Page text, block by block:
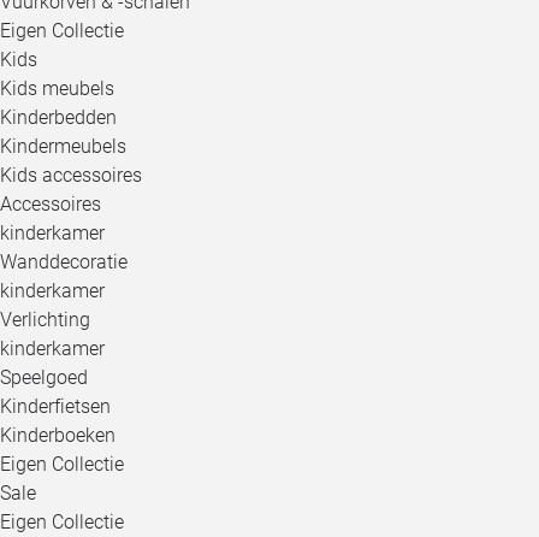
Eigen Collectie
Kids
Kids meubels
Kinderbedden
Kindermeubels
Kids accessoires
Accessoires
kinderkamer
Wanddecoratie
kinderkamer
Verlichting
kinderkamer
Speelgoed
Kinderfietsen
Kinderboeken
Eigen Collectie
Sale
Eigen Collectie